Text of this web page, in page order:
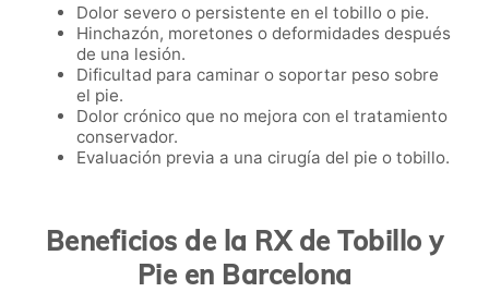
Dolor severo o persistente en el tobillo o pie.
Hinchazón, moretones o deformidades después
de una lesión.
Dificultad para caminar o soportar peso sobre
el pie.
Dolor crónico que no mejora con el tratamiento
conservador.
Evaluación previa a una cirugía del pie o tobillo.
Beneficios de la RX de Tobillo y
Pie en Barcelona